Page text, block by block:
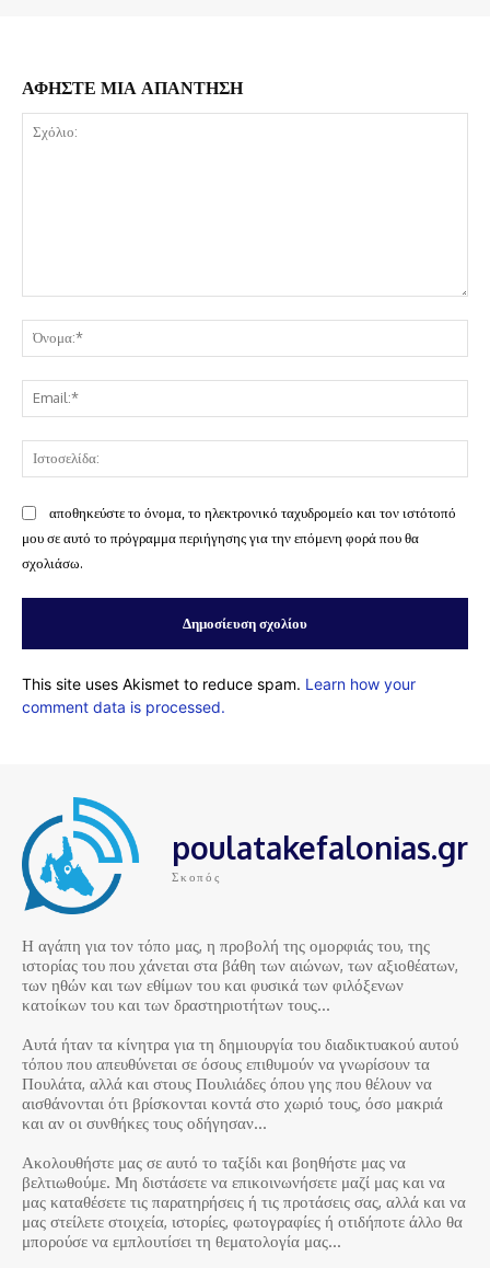
ΑΦΗΣΤΕ ΜΙΑ ΑΠΑΝΤΗΣΗ
αποθηκεύστε το όνομα, το ηλεκτρονικό ταχυδρομείο και τον ιστότοπό
μου σε αυτό το πρόγραμμα περιήγησης για την επόμενη φορά που θα
σχολιάσω.
This site uses Akismet to reduce spam. Learn how your
comment data is processed.
poulatakefalonias.gr
Σκοπός
Η αγάπη για τον τόπο μας, η προβολή της ομορφιάς του, της
ιστορίας του που χάνεται στα βάθη των αιώνων, των αξιοθέατων,
των ηθών και των εθίμων του και φυσικά των φιλόξενων
κατοίκων του και των δραστηριοτήτων τους…
Αυτά ήταν τα κίνητρα για τη δημιουργία του διαδικτυακού αυτού
τόπου που απευθύνεται σε όσους επιθυμούν να γνωρίσουν τα
Πουλάτα, αλλά και στους Πουλιάδες όπου γης που θέλουν να
αισθάνονται ότι βρίσκονται κοντά στο χωριό τους, όσο μακριά
και αν οι συνθήκες τους οδήγησαν…
Ακολουθήστε μας σε αυτό το ταξίδι και βοηθήστε μας να
βελτιωθούμε. Μη διστάσετε να επικοινωνήσετε μαζί μας και να
μας καταθέσετε τις παρατηρήσεις ή τις προτάσεις σας, αλλά και να
μας στείλετε στοιχεία, ιστορίες, φωτογραφίες ή οτιδήποτε άλλο θα
μπορούσε να εμπλουτίσει τη θεματολογία μας…